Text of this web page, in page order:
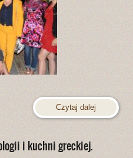
Czytaj dalej
i kuchni greckiej.